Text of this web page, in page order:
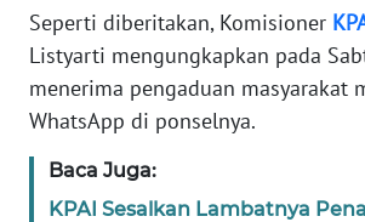
Seperti diberitakan, Komisioner
Listyarti mengungkapkan pada
menerima pengaduan masyarakat
WhatsApp di ponselnya.
Baca Juga:
KPAI Sesalkan Lambatnya
SUMUT
WN
JAKARTA
WN